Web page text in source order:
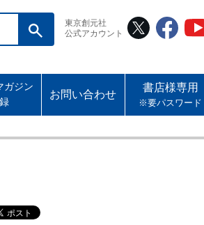
東京創元社
公式アカウント
ガジン
お問い合わせ
書店様専用
※要パスワード